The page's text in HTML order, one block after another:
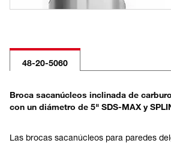
48-20-5060
Broca sacanúcleos inclinada de
con un diámetro de 5" SDS-MAX y
Las brocas sacanúcleos para paredes